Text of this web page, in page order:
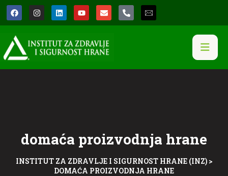
domaća proizvodnja hrane
INSTITUT ZA ZDRAVLJE I SIGURNOST HRANE (INZ)>
DOMAĆA PROIZVODNJA HRANE